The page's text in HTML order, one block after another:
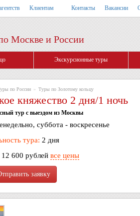
Клиентам Контакты Вакансии
Москве и России
Экскурсионные туры
по России » Туры по Золотому кольцу
княжество 2 дня/1 ночь
тур с выездом из Москвы
суббота - воскресенье
тура: 2 дня
12 600 рублей все цены